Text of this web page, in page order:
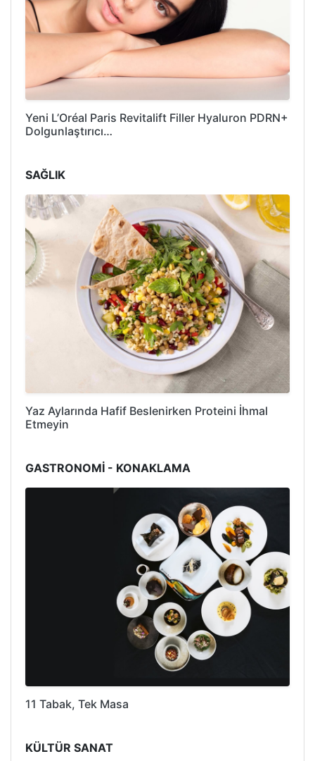
Yeni L’Oréal Paris Revitalift Filler Hyaluron PDRN+
Dolgunlaştırıcı…
SAĞLIK
Yaz Aylarında Hafif Beslenirken Proteini İhmal
Etmeyin
GASTRONOMİ - KONAKLAMA
11 Tabak, Tek Masa
KÜLTÜR SANAT